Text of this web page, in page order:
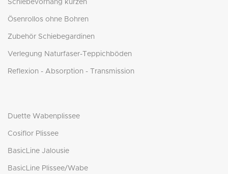
Schiebevorhang kürzen
Ösenrollos ohne Bohren
Zubehör Schiebegardinen
Verlegung Naturfaser-Teppichböden
Reflexion - Absorption - Transmission
Duette Wabenplissee
Cosiflor Plissee
BasicLine Jalousie
BasicLine Plissee/Wabe